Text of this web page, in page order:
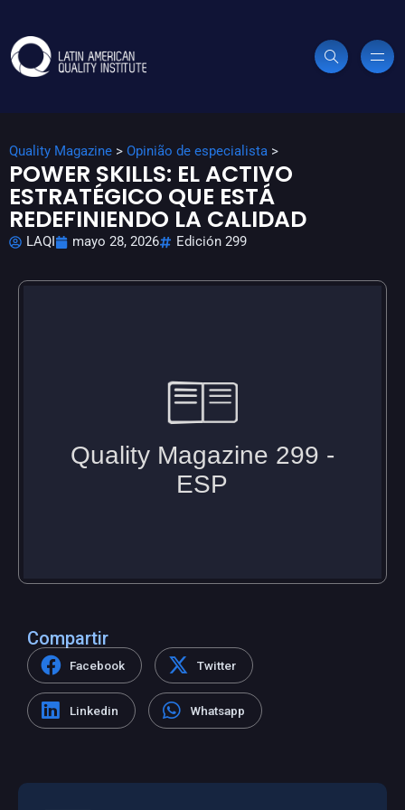
Quality Magazine > Opinião de especialista >
POWER SKILLS: EL ACTIVO
ESTRATÉGICO QUE ESTÁ
REDEFINIENDO LA CALIDAD
LAQI mayo 28, 2026 Edición 299
Compartir
Facebook Twitter
Linkedin Whatsapp